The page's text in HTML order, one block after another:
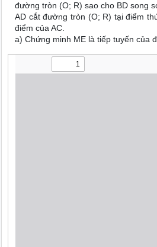
đường tròn (O; R) sao cho BD song
AD cắt đường tròn (O; R) tại điểm
điểm của AC.
a) Chứng minh ME là tiếp tuyến của